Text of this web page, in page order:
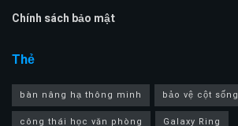
Chính sách bảo mật
Thẻ
bàn nâng hạ thông minh
bảo vệ cột sống
công thái học văn phòng
Galaxy Ring